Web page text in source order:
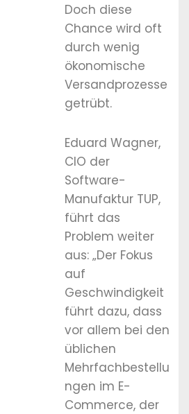
Doch diese
Chance wird oft
durch wenig
ökonomische
Versandprozesse
getrübt.
Eduard Wagner,
CIO der
Software-
Manufaktur TUP,
führt das
Problem weiter
aus: „Der Fokus
auf
Geschwindigkeit
führt dazu, dass
vor allem bei den
üblichen
Mehrfachbestellu
ngen im E-
Commerce, der